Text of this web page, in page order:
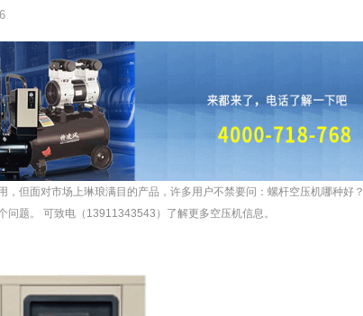
，但面对市场上琳琅满目的产品，许多用户不禁要问：螺杆空压机哪种好？
问题。 可致电（13911343543）了解更多空压机信息。